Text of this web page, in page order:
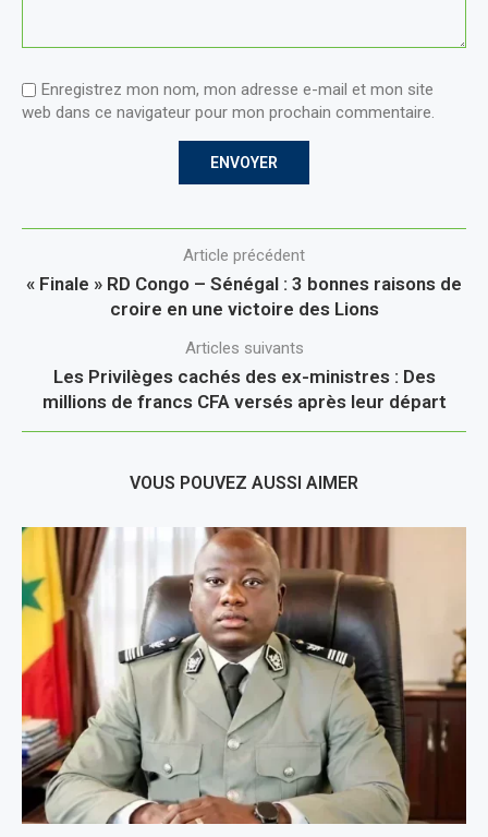
Enregistrez mon nom, mon adresse e-mail et mon site
web dans ce navigateur pour mon prochain commentaire.
Article précédent
« Finale » RD Congo – Sénégal : 3 bonnes raisons de
croire en une victoire des Lions
Articles suivants
Les Privilèges cachés des ex-ministres : Des
millions de francs CFA versés après leur départ
VOUS POUVEZ AUSSI AIMER